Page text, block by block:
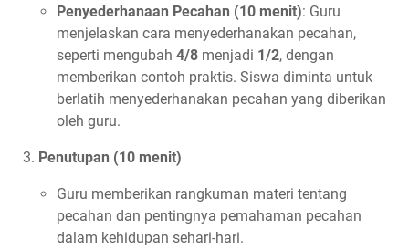
Penyederhanaan Pecahan (10 menit): Guru
menjelaskan cara menyederhanakan pecahan,
seperti mengubah 4/8 menjadi 1/2, dengan
memberikan contoh praktis. Siswa diminta untuk
berlatih menyederhanakan pecahan yang diberikan
oleh guru.
Penutupan (10 menit)
Guru memberikan rangkuman materi tentang
pecahan dan pentingnya pemahaman pecahan
dalam kehidupan sehari-hari.